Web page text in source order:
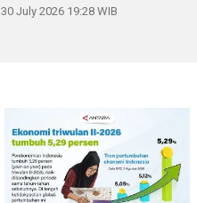
30 July 2026 19:28 WIB